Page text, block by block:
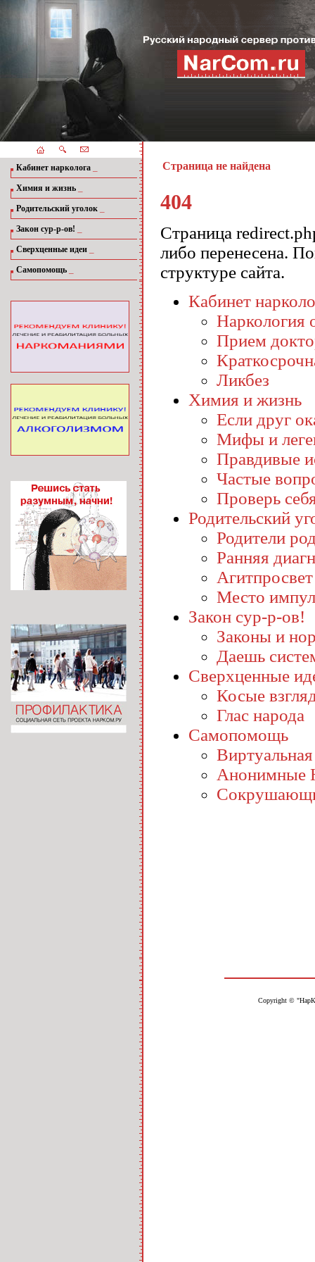
Кабинет нарколога
Химия и жизнь
Родительский уголок
Закон сур-р-ов!
Сверхценные идеи
Самопомощь
Страница не найдена
404
Страница
либо перенесена.
структуре сайта.
Кабинет
Наркология
Прием
Ликбез
Химия и жизнь
Если друг
Мифы и
Правдивые
Частые
Проверь
Родительский
Родители
Ранняя
Агитпросвет
Место
Закон сур-р-ов!
Законы и
Даешь
Сверхценные
Косые
Глас народа
Самопомощь
Анонимные
Copyright ©